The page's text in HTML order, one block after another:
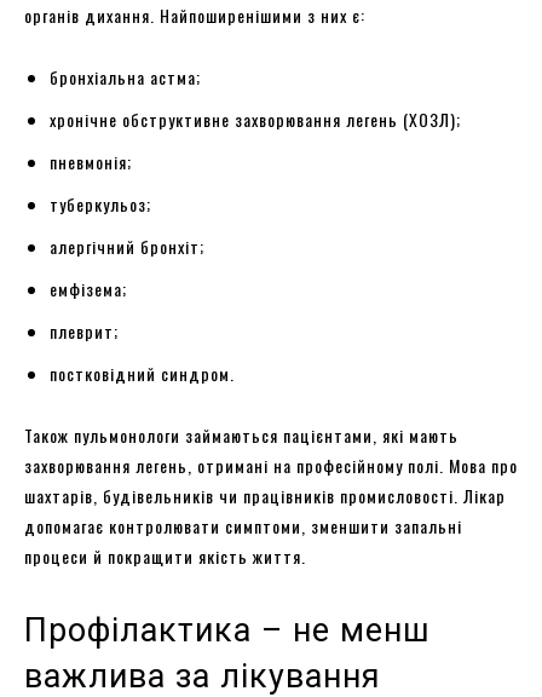
органів дихання. Найпоширенішими з них є:
бронхіальна астма;
хронічне обструктивне захворювання легень (ХОЗЛ);
пневмонія;
туберкульоз;
алергічний бронхіт;
емфізема;
плеврит;
постковідний синдром.
Також пульмонологи займаються пацієнтами, які мають
захворювання легень, отримані на професійному полі. Мова про
шахтарів, будівельників чи працівників промисловості. Лікар
допомагає контролювати симптоми, зменшити запальні
процеси й покращити якість життя.
Профілактика – не менш
важлива за лікування